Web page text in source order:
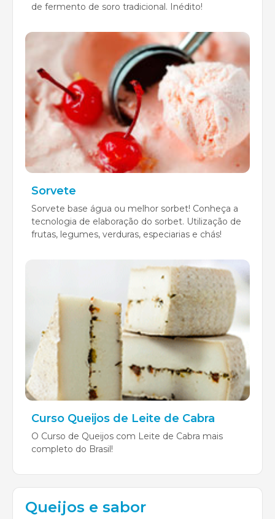
de fermento de soro tradicional. Inédito!
Sorvete
Sorvete base água ou melhor sorbet! Conheça a
tecnologia de elaboração do sorbet. Utilização de
frutas, legumes, verduras, especiarias e chás!
Curso Queijos de Leite de Cabra
O Curso de Queijos com Leite de Cabra mais
completo do Brasil!
Queijos e sabor